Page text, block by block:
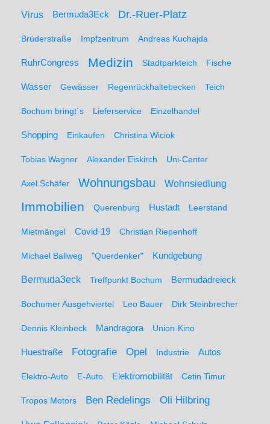
Virus Bermuda3Eck Dr.-Ruer-Platz
Brüderstraße Impfzentrum Andreas Kuchajda
RuhrCongress Medizin Stadtparkteich Fische
Wasser Gewässer Regenrückhaltebecken Teich
Bochum bringt´s Lieferservice Einzelhandel
Shopping Einkaufen Christina Wiciok
Tobias Wagner Alexander Eiskirch Uni-Center
Axel Schäfer Wohnungsbau Wohnsiedlung
Immobilien Querenburg Hustadt Leerstand
Mietmängel Covid-19 Christian Riepenhoff
Michael Ballweg "Querdenker" Kundgebung
Bermuda3eck Treffpunkt Bochum Bermudadreieck
Bochumer Ausgehviertel Leo Bauer Dirk Steinbrecher
Dennis Kleinbeck Mandragora Union-Kino
Huestraße Fotografie Opel Industrie Autos
Elektro-Auto E-Auto Elektromobilität Cetin Timur
Tropos Motors Ben Redelings Oli Hilbring